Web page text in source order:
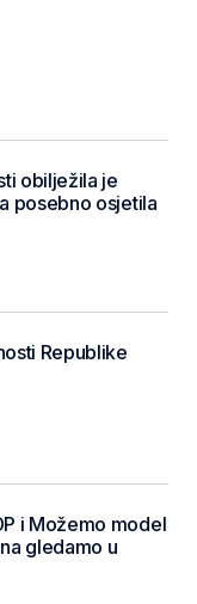
obilježila je
posebno osjetila
Republike
i Možemo model
gledamo u